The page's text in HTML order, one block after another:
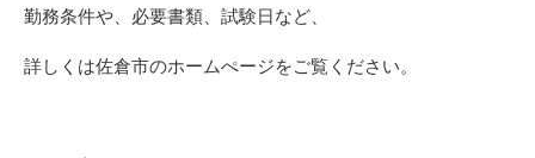
勤務条件や、必要書類、試験日など、
詳しくは佐倉市のホームぺージをご覧ください。